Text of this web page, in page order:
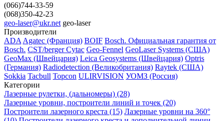
(066)744-33-59
(068)350-42-23
geo-laser@ukr.net geo-laser
Производители
ADA Agatec (Франция) BOIF Bosch. Официальная гарантия от
Вosch. CST/bergerCytac Geo-Fennel GeoLaser Systems (CША)
GeoMax (Швейцария) Leica Geosystems (Швейцария) Optris
(Германия) Radiodetection (Великобритания) Raytek (США)
Sokkia Tacbull Topcon ULIRVISION УОМЗ (Россия)
Категории
Лазерные рулетки, (дальномеры) (28)
Лазерные уровни, построители линий и точек (20)
Построители лазерного креста (15) Лазерные уровни на 360°